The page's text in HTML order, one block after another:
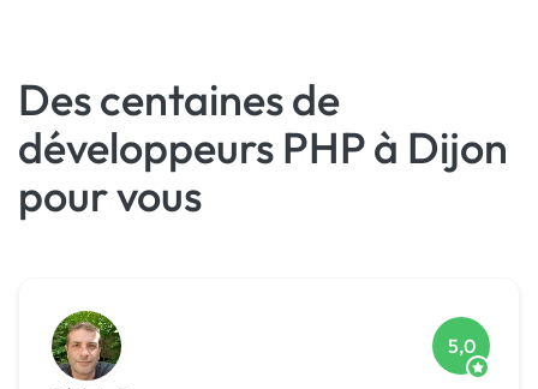
Des centaines de
développeurs PHP à Dijon
pour vous
5,0